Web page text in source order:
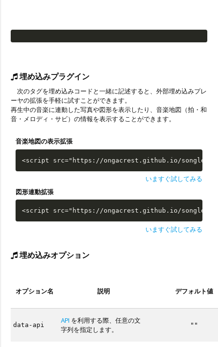
埋め込みプラグイン
次のタグを埋め込みコードと一緒に記述すると、外部埋め込みプレ
ーヤの拡張を手軽に試すことができます。
再生中の音楽に連動した写真や図形を表示したり、音楽地図（拍・和
音・メロディ・サビ）の情報を表示することができます。
音楽地図の表示拡張
<script src="https://ongacrest.github.io/songle-
いますぐ試してみる
図形連動拡張
<script src="https://ongacrest.github.io/songle-
いますぐ試してみる
埋め込みオプション
オプション名 説明 デフォルト値
data-api
API を利用する際、任意の文
字列を指定します。
""